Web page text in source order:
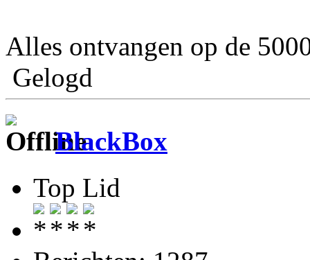
Alles ontvangen op de
Gelogd
BlackBox
Top Lid